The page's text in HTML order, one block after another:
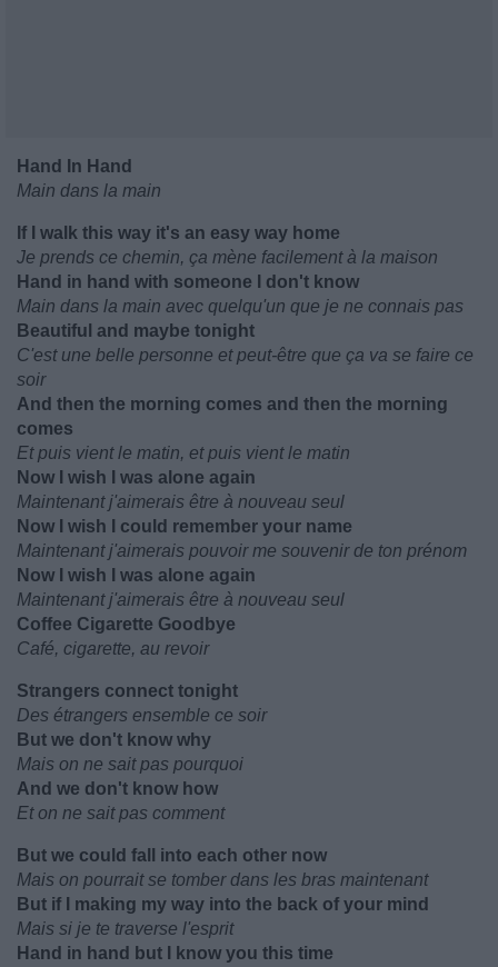
Hand In Hand
Main dans la main
If I walk this way it's an easy way home
Je prends ce chemin, ça mène facilement à la maison
Hand in hand with someone I don't know
Main dans la main avec quelqu'un que je ne connais pas
Beautiful and maybe tonight
C'est une belle personne et peut-être que ça va se faire ce
soir
And then the morning comes and then the morning
comes
Et puis vient le matin, et puis vient le matin
Now I wish I was alone again
Maintenant j'aimerais être à nouveau seul
Now I wish I could remember your name
Maintenant j'aimerais pouvoir me souvenir de ton prénom
Now I wish I was alone again
Maintenant j'aimerais être à nouveau seul
Coffee Cigarette Goodbye
Café, cigarette, au revoir
Strangers connect tonight
Des étrangers ensemble ce soir
But we don't know why
Mais on ne sait pas pourquoi
And we don't know how
Et on ne sait pas comment
But we could fall into each other now
Mais on pourrait se tomber dans les bras maintenant
But if I making my way into the back of your mind
Mais si je te traverse l'esprit
Hand in hand but I know you this time